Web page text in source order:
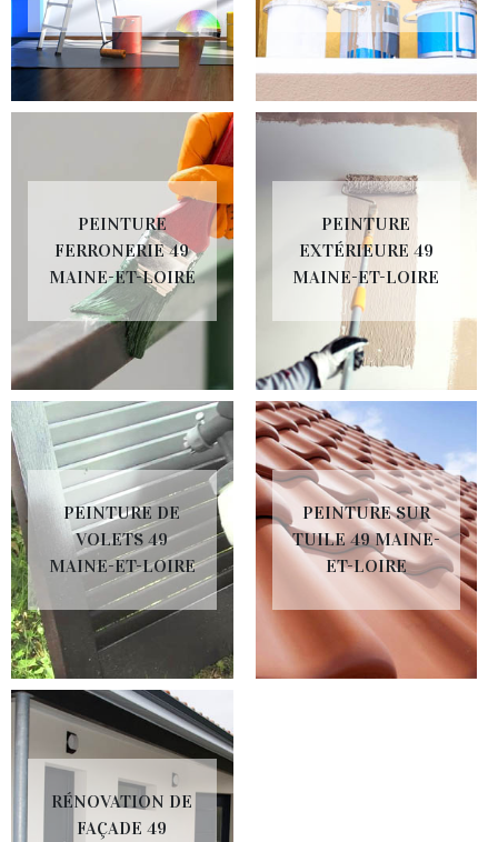
PEINTURE
FERRONERIE 49
MAINE-ET-LOIRE
PEINTURE
EXTÉRIEURE 49
MAINE-ET-LOIRE
PEINTURE DE
VOLETS 49
MAINE-ET-LOIRE
PEINTURE SUR
TUILE 49 MAINE-
ET-LOIRE
RÉNOVATION DE
FAÇADE 49